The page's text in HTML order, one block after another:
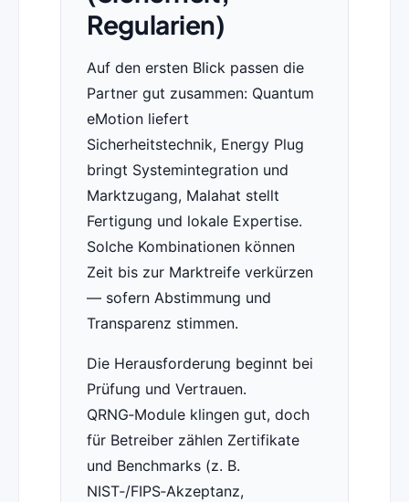
Regularien)
Auf den ersten Blick passen die
Partner gut zusammen: Quantum
eMotion liefert
Sicherheitstechnik, Energy Plug
bringt Systemintegration und
Marktzugang, Malahat stellt
Fertigung und lokale Expertise.
Solche Kombinationen können
Zeit bis zur Marktreife verkürzen
— sofern Abstimmung und
Transparenz stimmen.
Die Herausforderung beginnt bei
Prüfung und Vertrauen.
QRNG‑Module klingen gut, doch
für Betreiber zählen Zertifikate
und Benchmarks (z. B.
NIST‑/FIPS‑Akzeptanz,